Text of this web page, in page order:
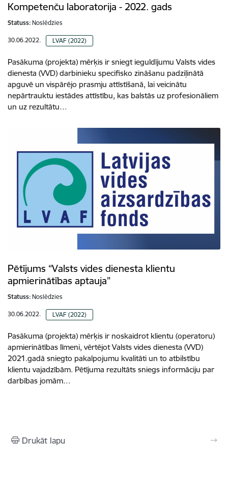
Kompetenču laboratorija - 2022. gads
Statuss: Noslēdzies
30.06.2022. LVAF (2022)
Pasākuma (projekta) mērķis ir sniegt ieguldījumu Valsts vides
dienesta (VVD) darbinieku specifisko zināšanu padziļinātā
apguvē un vispārējo prasmju attīstīšanā, lai veicinātu
nepārtrauktu iestādes attīstību, kas balstās uz profesionāliem
un uz rezultātu…
Pētījums “Valsts vides dienesta klientu
apmierinātības aptauja”
Statuss: Noslēdzies
30.06.2022. LVAF (2022)
Pasākuma (projekta) mērķis ir noskaidrot klientu (operatoru)
apmierinātības līmeni, vērtējot Valsts vides dienesta (VVD)
2021.gadā sniegto pakalpojumu kvalitāti un to atbilstību
klientu vajadzībām. Pētījuma rezultāts sniegs informāciju par
darbības jomām…
Drukāt lapu